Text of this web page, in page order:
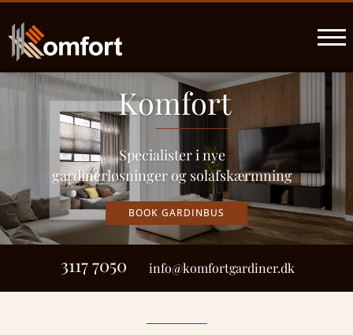
Komfort
Specialister i nye
gardinerløsninger og solafskærmning
BOOK GARDINBUS
3117 7050 info@komfortgardiner.dk